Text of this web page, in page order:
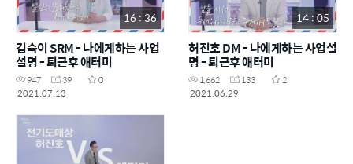
16 : 36
김숙이 SRM - 나에게하는 사업
설명 - 퇴근후 애터미
947 39
0
2021.07.13
14 : 05
허진호 DM - 나에게하는 사업설
명 - 퇴근후 애터미
1,662 133
2
2021.06.29